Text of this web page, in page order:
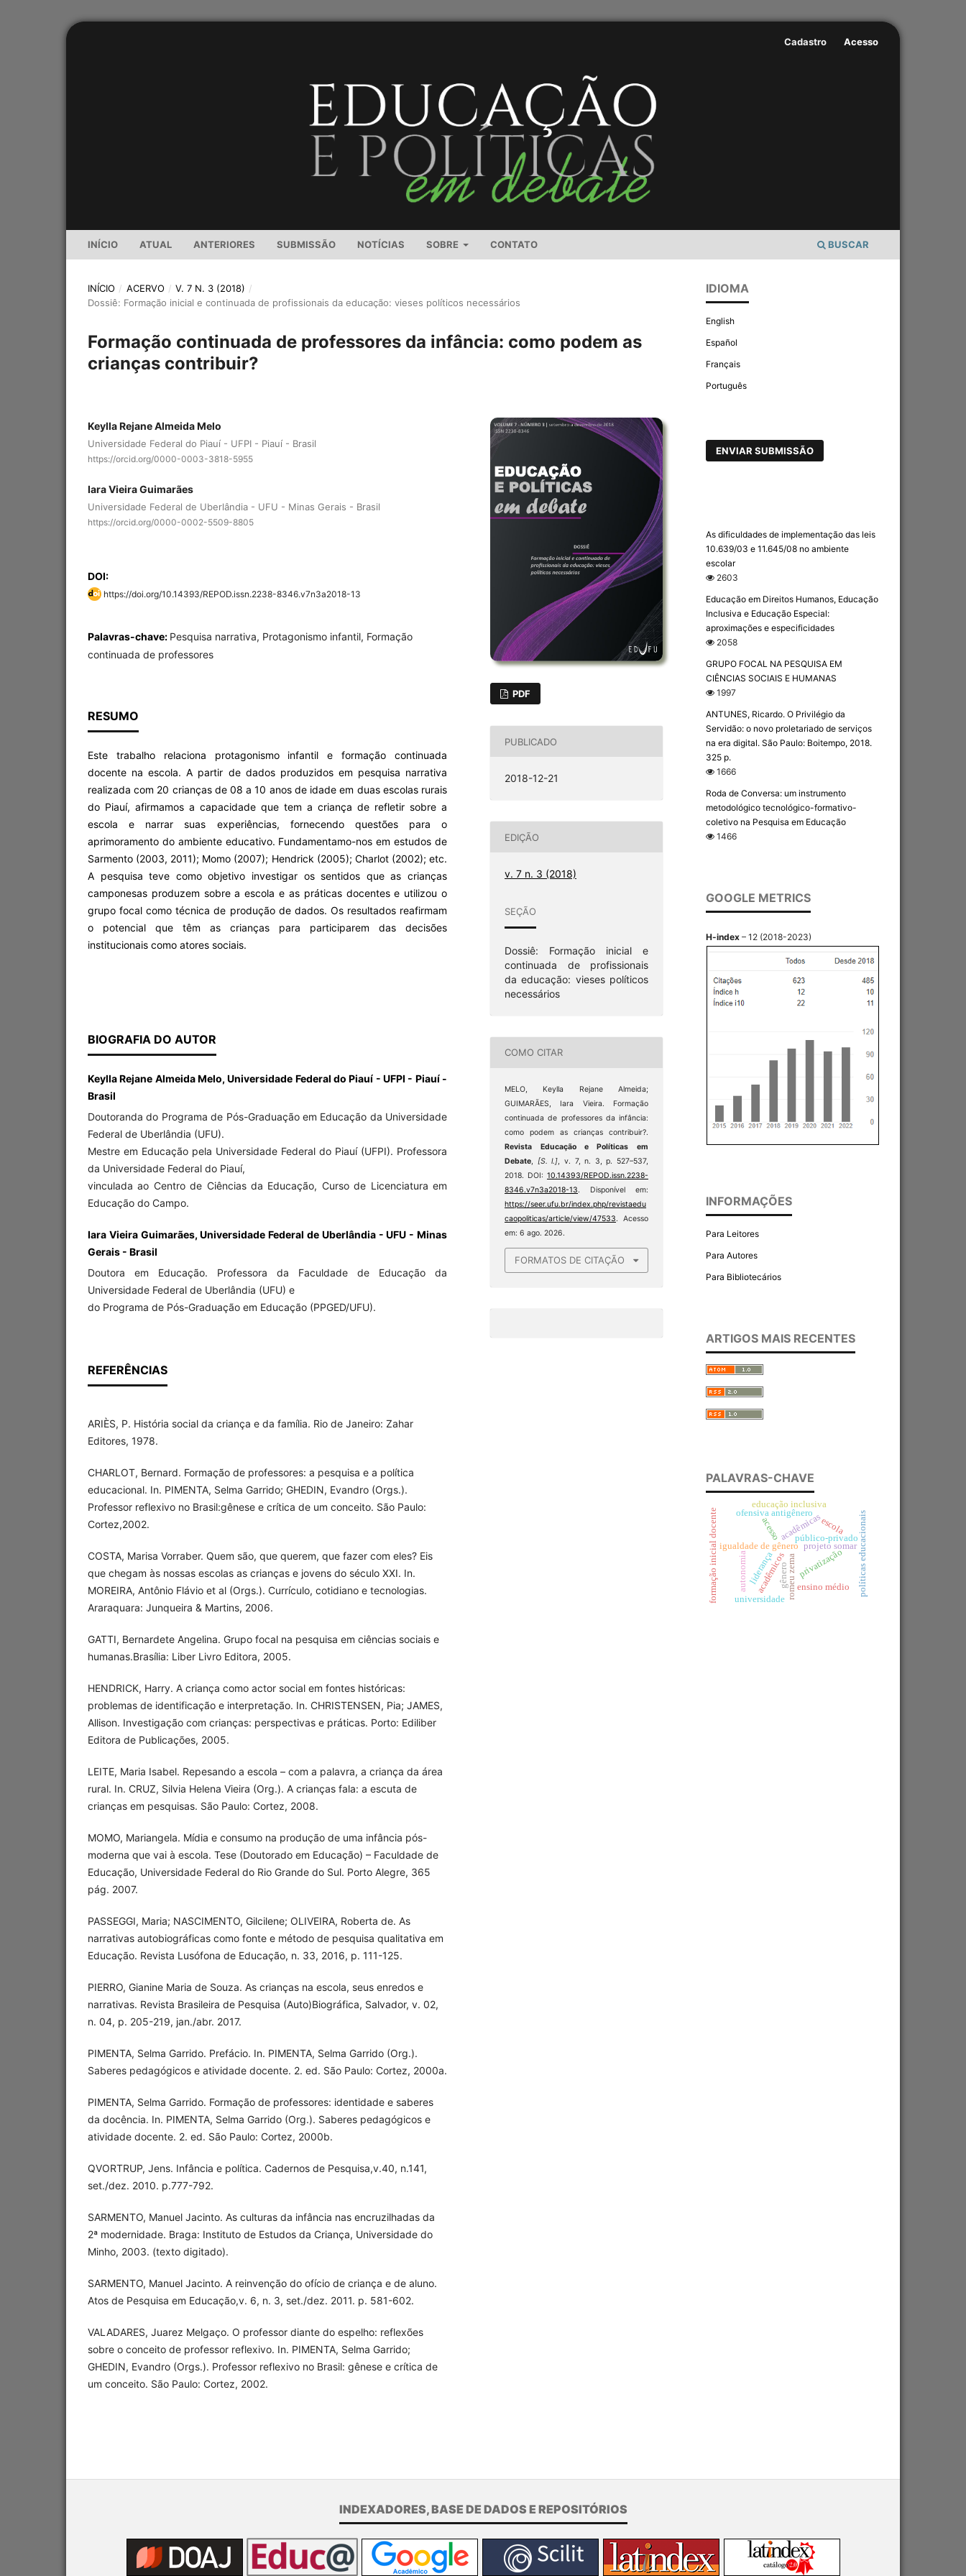
INÍCIO ATUAL ANTERIORES SUBMISSÃO NOTÍCIAS SOBRE CONTATO BUSCAR
Cadastro Acesso
INÍCIO / ACERVO / V. 7 N. 3 (2018) /
Dossiê: Formação inicial e continuada de profissionais da educação: vieses políticos necessários
Formação continuada de professores da infância: como podem as
crianças contribuir?
Keylla Rejane Almeida Melo
Universidade Federal do Piauí - UFPI - Piauí - Brasil
https://orcid.org/0000-0003-3818-5955
Iara Vieira Guimarães
Universidade Federal de Uberlândia - UFU - Minas Gerais - Brasil
https://orcid.org/0000-0002-5509-8805
DOI:
https://doi.org/10.14393/REPOD.issn.2238-8346.v7n3a2018-13
Palavras-chave: Pesquisa narrativa, Protagonismo infantil, Formação
continuada de professores
RESUMO
Este trabalho relaciona protagonismo infantil e formação continuada
docente na escola. A partir de dados produzidos em pesquisa narrativa
realizada com 20 crianças de 08 a 10 anos de idade em duas escolas rurais
do Piauí, afirmamos a capacidade que tem a criança de refletir sobre a
escola e narrar suas experiências, fornecendo questões para o
aprimoramento do ambiente educativo. Fundamentamo-nos em estudos de
Sarmento (2003, 2011); Momo (2007); Hendrick (2005); Charlot (2002); etc.
A pesquisa teve como objetivo investigar os sentidos que as crianças
camponesas produzem sobre a escola e as práticas docentes e utilizou o
grupo focal como técnica de produção de dados. Os resultados reafirmam
o potencial que têm as crianças para participarem das decisões
institucionais como atores sociais.
BIOGRAFIA DO AUTOR
Keylla Rejane Almeida Melo, Universidade Federal do Piauí - UFPI - Piauí -
Brasil
Doutoranda do Programa de Pós-Graduação em Educação da Universidade
Federal de Uberlândia (UFU).
Mestre em Educação pela Universidade Federal do Piauí (UFPI). Professora
da Universidade Federal do Piauí,
vinculada ao Centro de Ciências da Educação, Curso de Licenciatura em
Educação do Campo.
Iara Vieira Guimarães, Universidade Federal de Uberlândia - UFU - Minas
Gerais - Brasil
Doutora em Educação. Professora da Faculdade de Educação da
Universidade Federal de Uberlândia (UFU) e
do Programa de Pós-Graduação em Educação (PPGED/UFU).
REFERÊNCIAS
ARIÈS, P. História social da criança e da família. Rio de Janeiro: Zahar
Editores, 1978.
CHARLOT, Bernard. Formação de professores: a pesquisa e a política
educacional. In. PIMENTA, Selma Garrido; GHEDIN, Evandro (Orgs.).
Professor reflexivo no Brasil:gênese e crítica de um conceito. São Paulo:
Cortez,2002.
COSTA, Marisa Vorraber. Quem são, que querem, que fazer com eles? Eis
que chegam às nossas escolas as crianças e jovens do século XXI. In.
MOREIRA, Antônio Flávio et al (Orgs.). Currículo, cotidiano e tecnologias.
Araraquara: Junqueira & Martins, 2006.
GATTI, Bernardete Angelina. Grupo focal na pesquisa em ciências sociais e
humanas.Brasília: Liber Livro Editora, 2005.
HENDRICK, Harry. A criança como actor social em fontes históricas:
problemas de identificação e interpretação. In. CHRISTENSEN, Pia; JAMES,
Allison. Investigação com crianças: perspectivas e práticas. Porto: Ediliber
Editora de Publicações, 2005.
LEITE, Maria Isabel. Repesando a escola – com a palavra, a criança da área
rural. In. CRUZ, Silvia Helena Vieira (Org.). A crianças fala: a escuta de
crianças em pesquisas. São Paulo: Cortez, 2008.
MOMO, Mariangela. Mídia e consumo na produção de uma infância pós-
moderna que vai à escola. Tese (Doutorado em Educação) – Faculdade de
Educação, Universidade Federal do Rio Grande do Sul. Porto Alegre, 365
pág. 2007.
PASSEGGI, Maria; NASCIMENTO, Gilcilene; OLIVEIRA, Roberta de. As
narrativas autobiográficas como fonte e método de pesquisa qualitativa em
Educação. Revista Lusófona de Educação, n. 33, 2016, p. 111-125.
PIERRO, Gianine Maria de Souza. As crianças na escola, seus enredos e
narrativas. Revista Brasileira de Pesquisa (Auto)Biográfica, Salvador, v. 02,
n. 04, p. 205-219, jan./abr. 2017.
PIMENTA, Selma Garrido. Prefácio. In. PIMENTA, Selma Garrido (Org.).
Saberes pedagógicos e atividade docente. 2. ed. São Paulo: Cortez, 2000a.
PIMENTA, Selma Garrido. Formação de professores: identidade e saberes
da docência. In. PIMENTA, Selma Garrido (Org.). Saberes pedagógicos e
atividade docente. 2. ed. São Paulo: Cortez, 2000b.
QVORTRUP, Jens. Infância e política. Cadernos de Pesquisa,v.40, n.141,
set./dez. 2010. p.777-792.
SARMENTO, Manuel Jacinto. As culturas da infância nas encruzilhadas da
2ª modernidade. Braga: Instituto de Estudos da Criança, Universidade do
Minho, 2003. (texto digitado).
SARMENTO, Manuel Jacinto. A reinvenção do ofício de criança e de aluno.
Atos de Pesquisa em Educação,v. 6, n. 3, set./dez. 2011. p. 581-602.
VALADARES, Juarez Melgaço. O professor diante do espelho: reflexões
sobre o conceito de professor reflexivo. In. PIMENTA, Selma Garrido;
GHEDIN, Evandro (Orgs.). Professor reflexivo no Brasil: gênese e crítica de
um conceito. São Paulo: Cortez, 2002.
PDF
PUBLICADO
2018-12-21
EDIÇÃO
v. 7 n. 3 (2018)
SEÇÃO
Dossiê: Formação inicial e
continuada de profissionais
da educação: vieses políticos
necessários
COMO CITAR
MELO, Keylla Rejane Almeida;
GUIMARÃES, Iara Vieira. Formação
continuada de professores da infância:
como podem as crianças contribuir?.
Revista Educação e Políticas em
Debate
[S. l.] , v. 7, n. 3, p. 527–537,
2018. DOI: 10.14393/REPOD.issn.2238-
8346.v7n3a2018-13. Disponível em:
https://seer.ufu.br/index.php/revistaedu
caopoliticas/article/view/47533. Acesso
em: 6 ago. 2026.
FORMATOS DE CITAÇÃO
IDIOMA
English
Español
Français
Português
ENVIAR SUBMISSÃO
As dificuldades de implementação das leis
10.639/03 e 11.645/08 no ambiente
escolar
2603
Educação em Direitos Humanos, Educação
Inclusiva e Educação Especial:
aproximações e especificidades
2058
GRUPO FOCAL NA PESQUISA EM
CIÊNCIAS SOCIAIS E HUMANAS
1997
ANTUNES, Ricardo. O Privilégio da
Servidão: o novo proletariado de serviços
na era digital. São Paulo: Boitempo, 2018.
325 p.
1666
Roda de Conversa: um instrumento
metodológico tecnológico-formativo-
coletivo na Pesquisa em Educação
1466
GOOGLE METRICS
H-index – 12 (2018-2023)
INFORMAÇÕES
Para Leitores
Para Autores
Para Bibliotecários
ARTIGOS MAIS RECENTES
PALAVRAS-CHAVE
privatização
projeto somar
público-privado
romeu zema
igualdade de gênero
acadêmicos
acadêmicas
universidade
ofensiva antigênero políticas educacionais
gênero
educação inclusiva
formação inicial docente acesso escola
autonomia ensino médio
liderança
INDEXADORES, BASE DE DADOS E REPOSITÓRIOS